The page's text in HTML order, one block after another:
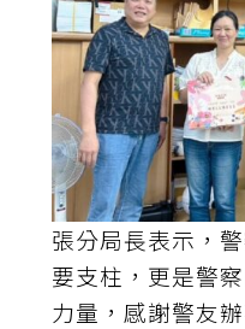
張分局長表示，
要支柱，更是警
力量，感謝警友